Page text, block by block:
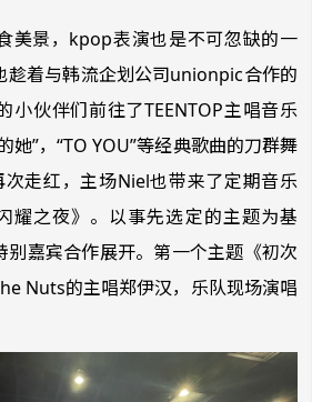
美景，kpop表演也是不可忽缺的一
趁着与韩流企划公司unionpic合作的
小伙伴们前往了TEENTOP主唱音乐
她”，“TO YOU”等经典歌曲的刀群舞
次走红，主场Niel也带来了定期音乐
耀之夜》。以事先选定的主题为基
嘉宾合作展开。第一个主题《初次
Nuts的主唱郑伊汉，乐队现场演唱